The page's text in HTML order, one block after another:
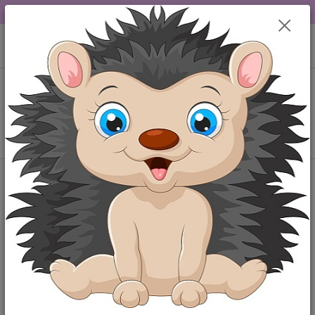
DOPRAVA OD 49,-Kč....VŠE SKLADEM.....
Menu
CZK
Hledat
+420 777259248
po-pá 6-18 hod
za 0,00 Kč
Úvod Košilky
Kojenecké košilky
jsou klasickým základem kojeneckého oblečení, vyrobeny vždy z
kvalitní 100% bavlny
kojenecké košilky v různých barevných provedeních,
jednobarevné, nebo je zdobí výšivka či obrázek.